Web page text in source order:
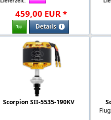
459,00 EUR*
Details
Scorpion SII-5535-190KV